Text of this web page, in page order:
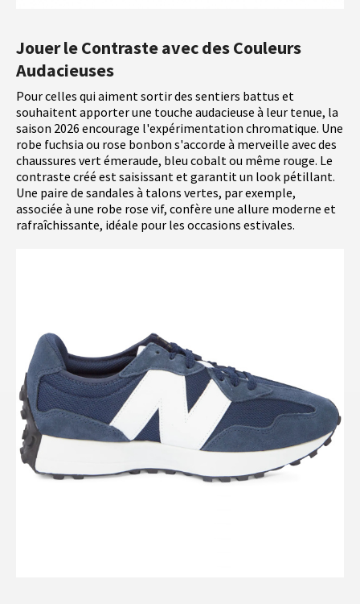
Jouer le Contraste avec des Couleurs
Audacieuses
Pour celles qui aiment sortir des sentiers battus et
souhaitent apporter une touche audacieuse à leur tenue, la
saison 2026 encourage l'expérimentation chromatique. Une
robe fuchsia ou rose bonbon s'accorde à merveille avec des
chaussures vert émeraude, bleu cobalt ou même rouge. Le
contraste créé est saisissant et garantit un look pétillant.
Une paire de sandales à talons vertes, par exemple,
associée à une robe rose vif, confère une allure moderne et
rafraîchissante, idéale pour les occasions estivales.